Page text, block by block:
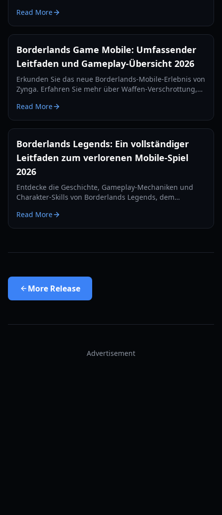
Anforderungen in unserem umfassenden Guide für
2026.
Read More
Borderlands Game Mobile: Umfassender
Leitfaden und Gameplay-Übersicht 2026
Erkunden Sie das neue Borderlands-Mobile-Erlebnis von
Zynga. Erfahren Sie mehr über Waffen-Verschrottung,
unserem Guide 2026.
Read More
Borderlands Legends: Ein vollständiger
Leitfaden zum verlorenen Mobile-Spiel
2026
Entdecke die Geschichte, Gameplay-Mechaniken und
Charakter-Skills von Borderlands Legends, dem
2026 auf dieses verlorene Juwel zugreifen kannst.
Read More
More Release
Advertisement